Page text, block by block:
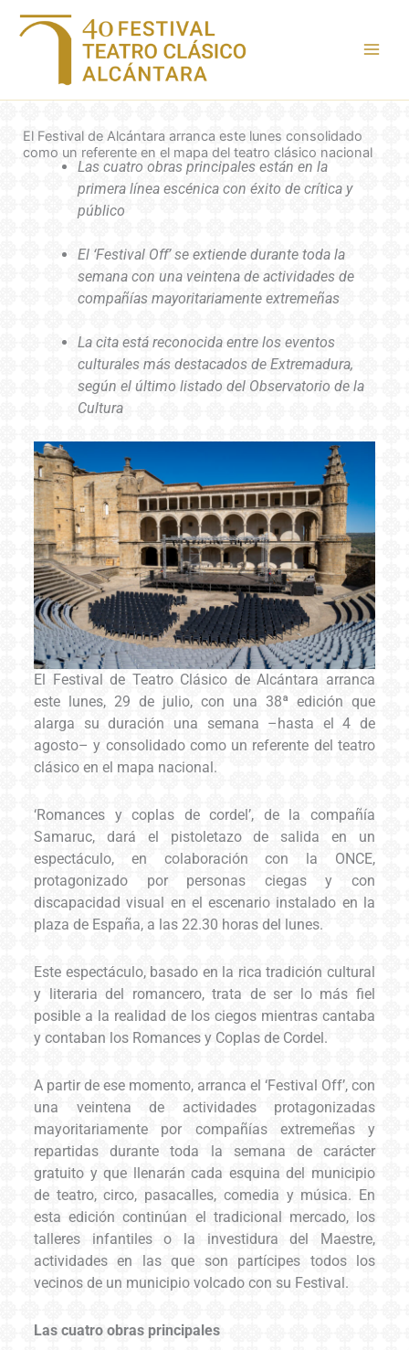
El Festival de Alcántara arranca este lunes consolidado
como un referente en el mapa del teatro clásico nacional
Las cuatro obras principales están en la
primera línea escénica con éxito de crítica y
público
El ‘Festival Off’ se extiende durante toda la
semana con una veintena de actividades de
compañías mayoritariamente extremeñas
La cita está reconocida entre los eventos
culturales más destacados de Extremadura,
según el último listado del Observatorio de la
Cultura
El Festival de Teatro Clásico de Alcántara arranca
este lunes, 29 de julio, con una 38ª edición que
alarga su duración una semana –hasta el 4 de
agosto– y consolidado como un referente del teatro
clásico en el mapa nacional.
‘Romances y coplas de cordel’, de la compañía
Samaruc, dará el pistoletazo de salida en un
espectáculo, en colaboración con la ONCE,
protagonizado por personas ciegas y con
discapacidad visual en el escenario instalado en la
plaza de España, a las 22.30 horas del lunes.
Este espectáculo, basado en la rica tradición cultural
y literaria del romancero, trata de ser lo más fiel
posible a la realidad de los ciegos mientras cantaba
y contaban los Romances y Coplas de Cordel.
A partir de ese momento, arranca el ‘Festival Off’, con
una veintena de actividades protagonizadas
mayoritariamente por compañías extremeñas y
repartidas durante toda la semana de carácter
gratuito y que llenarán cada esquina del municipio
de teatro, circo, pasacalles, comedia y música. En
esta edición continúan el tradicional mercado, los
talleres infantiles o la investidura del Maestre,
actividades en las que son partícipes todos los
vecinos de un municipio volcado con su Festival.
Las cuatro obras principales